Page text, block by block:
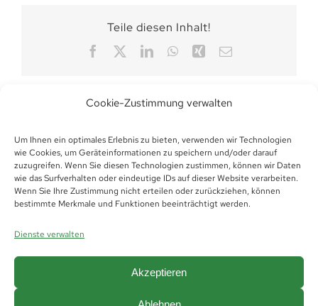
Cookie-Zustimmung verwalten
Um Ihnen ein optimales Erlebnis zu bieten, verwenden wir Technologien
wie Cookies, um Geräteinformationen zu speichern und/oder darauf
zuzugreifen. Wenn Sie diesen Technologien zustimmen, können wir Daten
wie das Surfverhalten oder eindeutige IDs auf dieser Website verarbeiten.
Wenn Sie Ihre Zustimmung nicht erteilen oder zurückziehen, können
bestimmte Merkmale und Funktionen beeinträchtigt werden.
Dienste verwalten
Akzeptieren
Teile diesen Inhalt!
Facebook
X LinkedInWhatsApp
XingE-